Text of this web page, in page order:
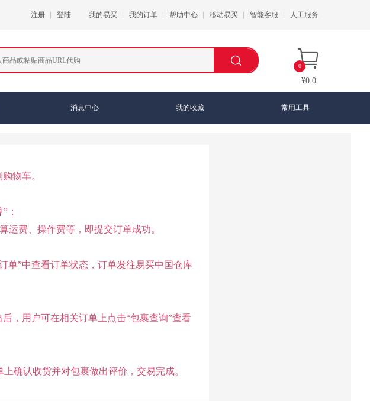
注册 登陆 我的易买 我的订单 帮助中心 移动易买 智能客服 人工服务
0
¥0.0
消息中心 我的收藏 常用工具
物车。
；
运费、操作费等，即提交订单成功。
”中查看订单状态，订单发往易买中国仓库
，用户可在相关订单上点击“包裹查询”查看
认收货并对包裹做出评价，交易完成。